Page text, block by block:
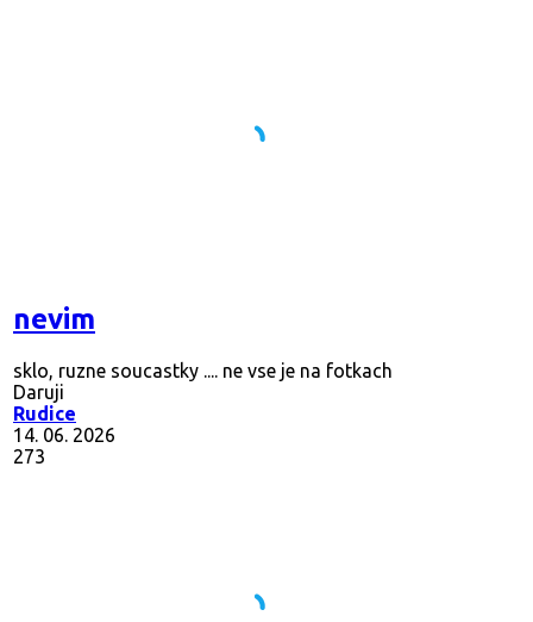
nevim
sklo, ruzne soucastky .... ne vse je na fotkach
Daruji
Rudice
14. 06. 2026
273